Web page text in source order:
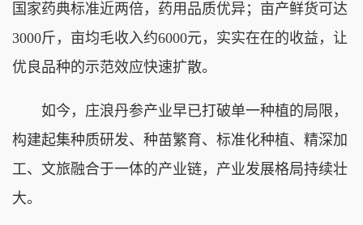
国家药典标准近两倍，药用品质优异；亩产鲜货可达
3000斤，亩均毛收入约6000元，实实在在的收益，让
优良品种的示范效应快速扩散。
如今，庄浪丹参产业早已打破单一种植的局限，
构建起集种质研发、种苗繁育、标准化种植、精深加
工、文旅融合于一体的产业链，产业发展格局持续壮
大。